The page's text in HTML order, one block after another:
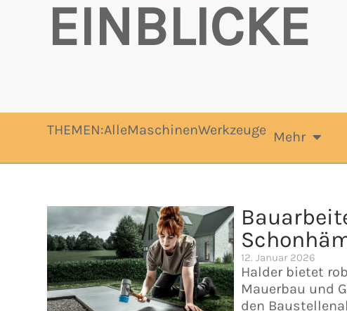
EINBLICKE
THEMEN:AlleMaschinenWerkzeuge Mehr
12. Januar 2026
Halder bietet
Mauerbau und
den